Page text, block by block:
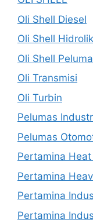
Oli Shell Diesel
Oli Shell Hidrolik
Oli Shell
Oli Transmisi
Oli Turbin
Pelumas
Pelumas
Pertamina
Pertamina
Pertamina
Pertamina